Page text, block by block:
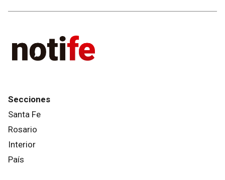
Secciones
Santa Fe
Rosario
Interior
País